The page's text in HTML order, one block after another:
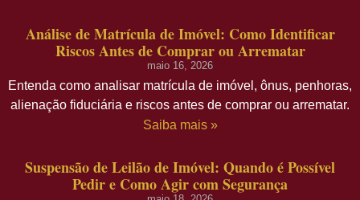
Análise de Matrícula de Imóvel: Como Identificar
Riscos Antes de Comprar ou Arrematar
maio 16, 2026
Entenda como analisar matrícula de imóvel, ônus, penhoras,
alienação fiduciária e riscos antes de comprar ou arrematar.
Saiba mais »
Suspensão de Leilão de Imóvel: Quando é Possível
Pedir e Como Agir com Segurança